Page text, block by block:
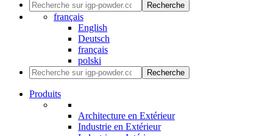
Recherche
français
English
Deutsch
français
polski
Recherche
Produits
Architecture en Extérieur
Industrie en Extérieur